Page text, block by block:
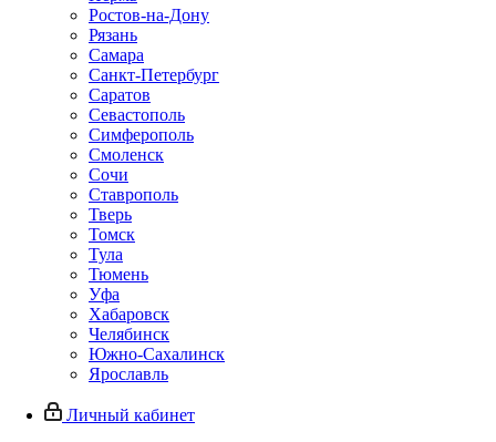
Ростов-на-Дону
Рязань
Самара
Санкт-Петербург
Саратов
Севастополь
Симферополь
Смоленск
Сочи
Ставрополь
Тверь
Томск
Тула
Тюмень
Уфа
Хабаровск
Челябинск
Южно-Сахалинск
Ярославль
Личный кабинет